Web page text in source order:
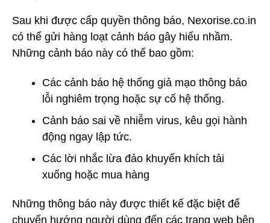
Sau khi được cấp quyền thông báo, Nexorise.co.in
có thể gửi hàng loạt cảnh báo gây hiểu nhầm.
Những cảnh báo này có thể bao gồm:
Các cảnh báo hệ thống giả mạo thông báo
lỗi nghiêm trọng hoặc sự cố hệ thống.
Cảnh báo sai về nhiễm virus, kêu gọi hành
động ngay lập tức.
Các lời nhắc lừa đảo khuyến khích tải
xuống hoặc mua hàng
Những thông báo này được thiết kế đặc biệt để
chuyển hướng người dùng đến các trang web bên